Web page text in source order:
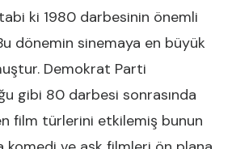
ki 1980 darbesinin önemli
dönemin sinemaya en büyük
Demokrat Parti
gibi 80 darbesi sonrasında
film türlerini etkilemiş bunun